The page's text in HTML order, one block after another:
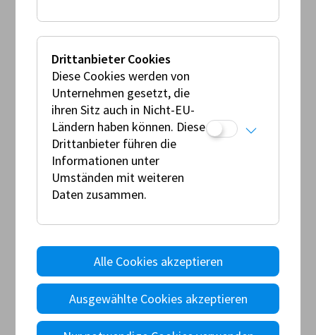
REGLEMENT
Markenpokal Motorrad 2026
Drittanbieter Cookies
Diese Cookies werden von
Unternehmen gesetzt, die
ihren Sitz auch in Nicht-EU-
Ländern haben können. Diese
Drittanbieter führen die
Informationen unter
Umständen mit weiteren
Daten zusammen.
Alle Cookies akzeptieren
Ausgewählte Cookies akzeptieren